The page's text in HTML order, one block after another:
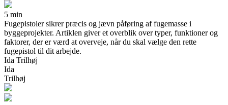
5 min
Fugepistoler sikrer præcis og jævn påføring af fugemasse i
byggeprojekter. Artiklen giver et overblik over typer, funktioner og
faktorer, der er værd at overveje, når du skal vælge den rette
fugepistol til dit arbejde.
Ida Trilhøj
Ida
Trilhøj